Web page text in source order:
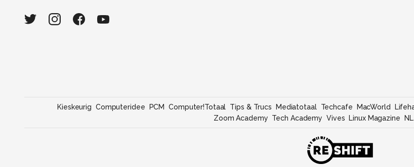
Kieskeurig Computeridee PCM Computer!Totaal Tips & Trucs Mediatotaal Techcafe MacWorld
Zoom Academy Tech Academy Vives Linux Magazine